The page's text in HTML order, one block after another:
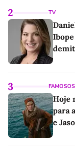
2 TV
3 FAMOSOS
Hoje
para
e